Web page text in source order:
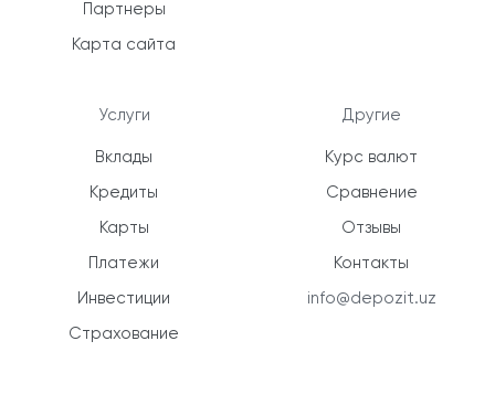
Партнеры
Карта сайта
Услуги
Вклады
Кредиты
Карты
Платежи
Инвестиции
Страхование
Другие
Курс валют
Сравнение
Отзывы
Контакты
info@depozit.uz